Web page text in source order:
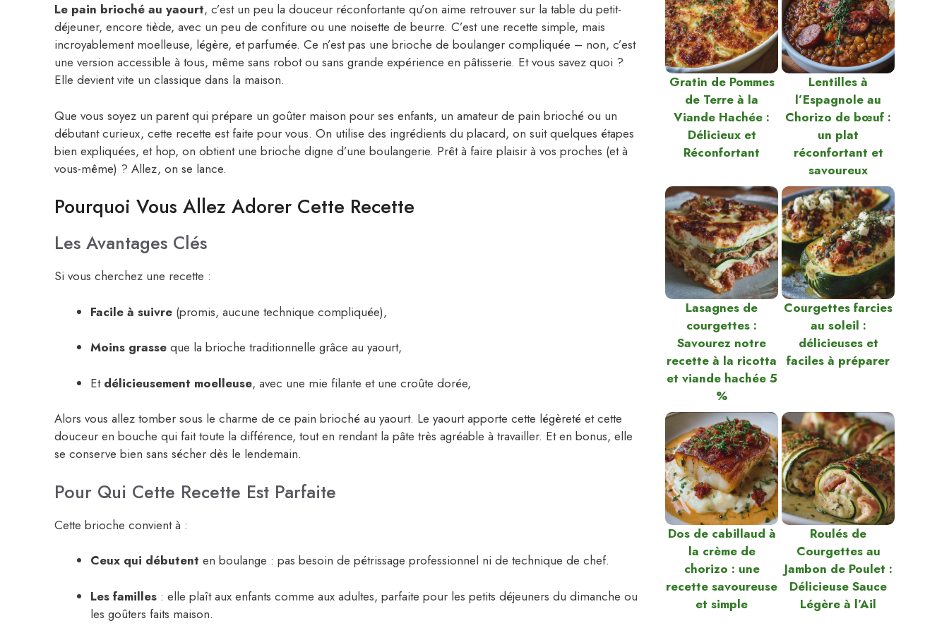
Le pain brioché au yaourt, c’est un peu la douceur réconfortante qu’on aime retrouver sur la table du petit-
déjeuner, encore tiède, avec un peu de confiture ou une noisette de beurre. C’est une recette simple, mais
incroyablement moelleuse, légère, et parfumée. Ce n’est pas une brioche de boulanger compliquée – non, c’est
une version accessible à tous, même sans robot ou sans grande expérience en pâtisserie. Et vous savez quoi ?
Elle devient vite un classique dans la maison.
Que vous soyez un parent qui prépare un goûter maison pour ses enfants, un amateur de pain brioché ou un
débutant curieux, cette recette est faite pour vous. On utilise des ingrédients du placard, on suit quelques étapes
bien expliquées, et hop, on obtient une brioche digne d’une boulangerie. Prêt à faire plaisir à vos proches (et à
vous-même) ? Allez, on se lance.
Pourquoi Vous Allez Adorer Cette Recette
Les Avantages Clés
Si vous cherchez une recette :
Facile à suivre (promis, aucune technique compliquée),
Moins grasse que la brioche traditionnelle grâce au yaourt,
Et délicieusement moelleuse, avec une mie filante et une croûte dorée,
Alors vous allez tomber sous le charme de ce pain brioché au yaourt. Le yaourt apporte cette légèreté et cette
douceur en bouche qui fait toute la différence, tout en rendant la pâte très agréable à travailler. Et en bonus, elle
se conserve bien sans sécher dès le lendemain.
Pour Qui Cette Recette Est Parfaite
Cette brioche convient à :
Ceux qui débutent en boulange : pas besoin de pétrissage professionnel ni de technique de chef.
Les familles : elle plaît aux enfants comme aux adultes, parfaite pour les petits déjeuners du dimanche ou
les goûters faits maison.
Gratin de Pommes
de Terre à la
Viande Hachée :
Délicieux et
Réconfortant
Lentilles à
l’Espagnole au
Chorizo de bœuf :
un plat
réconfortant et
savoureux
Lasagnes de
courgettes :
Savourez notre
recette à la ricotta
et viande hachée 5
%
Courgettes farcies
au soleil :
délicieuses et
faciles à préparer
Dos de cabillaud à
la crème de
chorizo : une
recette savoureuse
et simple
Roulés de
Courgettes au
Jambon de Poulet :
Délicieuse Sauce
Légère à l’Ail